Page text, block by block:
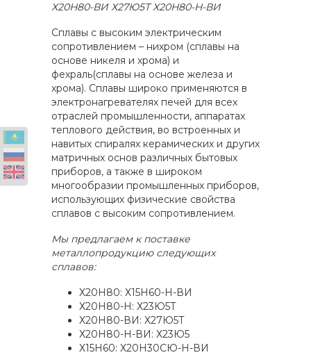
Х20Н80-ВИ Х27Ю5Т Х20Н80-Н-ВИ
Сплавы с высоким электрическим
сопротивлением – нихром (сплавы на
основе никеля и хрома) и
фехраль(сплавы на основе железа и
хрома). Сплавы широко применяются в
электронагревателях печей для всех
отраслей промышленности, аппаратах
теплового действия, во встроенных и
навитых спиралях керамических и других
матричных основ различных бытовых
приборов, а также в широком
многообразии промышленных приборов,
использующих физические свойства
сплавов с высоким сопротивлением.
Мы предлагаем к поставке
металлопродукцию следующих
сплавов:
Х20Н80: Х15Н60-Н-ВИ
Х20Н80-Н: Х23Ю5Т
Х20Н80-ВИ: Х27Ю5Т
Х20Н80-Н-ВИ: Х23Ю5
Х15Н60: Х20Н30СЮ-Н-ВИ